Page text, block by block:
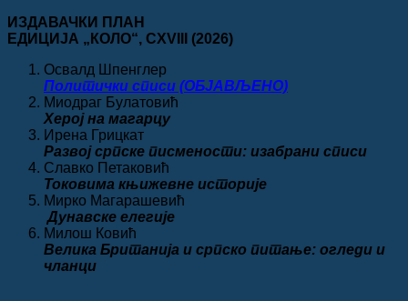
је
била:
је:
320.00 рсд.
ИЗДАВАЧКИ ПЛАН
ЕДИЦИЈА „КОЛО“, CXVIII
(2026)
Освалд Шпенглер
Политички списи (ОБЈАВЉЕНО)
Миодраг Булатовић
Херој на магарцу
Ирена Грицкат
Развој српске писмености: изабрани списи
Славко Петаковић
Токовима књижевне историје
Мирко Магарашевић
Дунавске елегије
Милош Ковић
Велика Британија и српско питање: огледи и
чланци